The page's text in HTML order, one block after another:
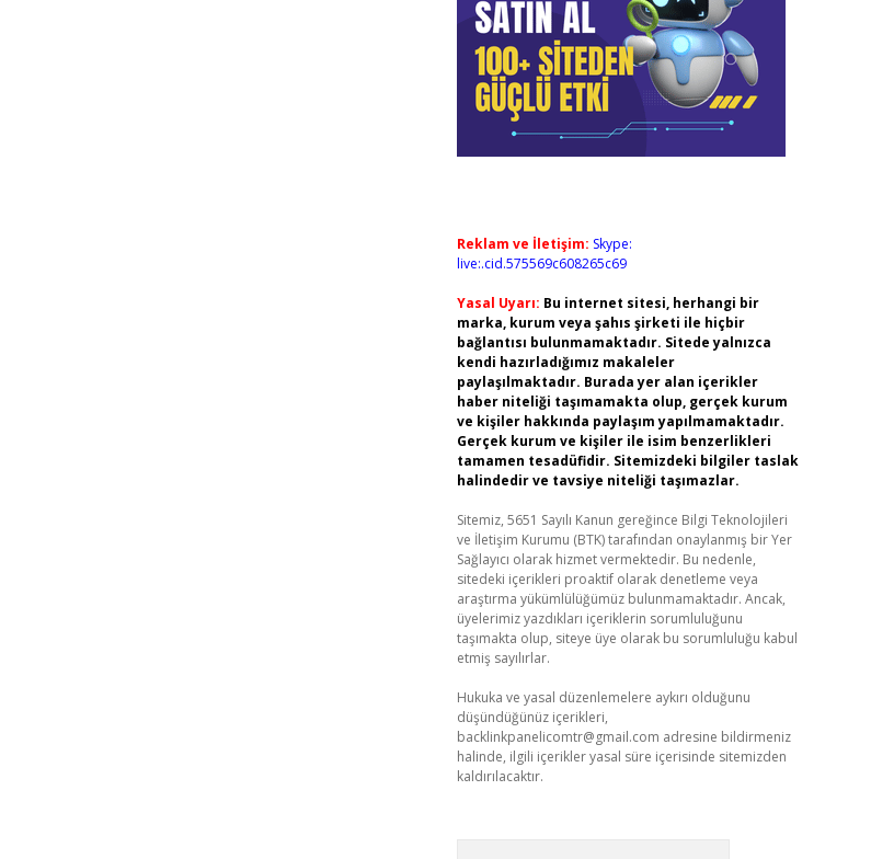
Reklam ve İletişim: Skype:
live:.cid.575569c608265c69
Yasal Uyarı: Bu internet sitesi, herhangi bir
marka, kurum veya şahıs şirketi ile hiçbir
bağlantısı bulunmamaktadır. Sitede yalnızca
kendi hazırladığımız makaleler
paylaşılmaktadır. Burada yer alan içerikler
haber niteliği taşımamakta olup, gerçek kurum
ve kişiler hakkında paylaşım yapılmamaktadır.
Gerçek kurum ve kişiler ile isim benzerlikleri
tamamen tesadüfidir. Sitemizdeki bilgiler taslak
halindedir ve tavsiye niteliği taşımazlar.
Sitemiz, 5651 Sayılı Kanun gereğince Bilgi Teknolojileri
ve İletişim Kurumu (BTK) tarafından onaylanmış bir Yer
Sağlayıcı olarak hizmet vermektedir. Bu nedenle,
sitedeki içerikleri proaktif olarak denetleme veya
araştırma yükümlülüğümüz bulunmamaktadır. Ancak,
üyelerimiz yazdıkları içeriklerin sorumluluğunu
taşımakta olup, siteye üye olarak bu sorumluluğu kabul
etmiş sayılırlar.
Hukuka ve yasal düzenlemelere aykırı olduğunu
düşündüğünüz içerikleri,
backlinkpanelicomtr@gmail.com adresine bildirmeniz
halinde, ilgili içerikler yasal süre içerisinde sitemizden
kaldırılacaktır.